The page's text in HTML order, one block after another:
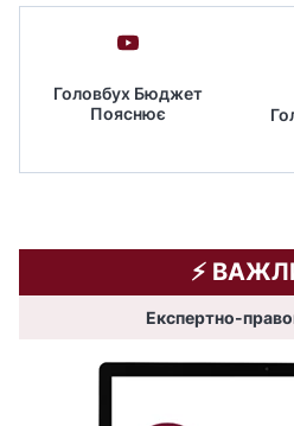
Головбух Бюджет
Пояснює
⚡️
Експертно-